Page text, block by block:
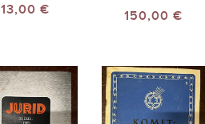
13,00 € 150,00 €